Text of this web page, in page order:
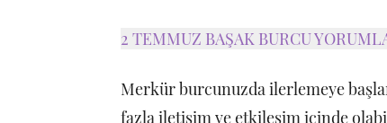
2 TEMMUZ BAŞAK BURCU
Merkür burcunuzda ilerlemeye
fazla iletişim ve etkileşim içinde